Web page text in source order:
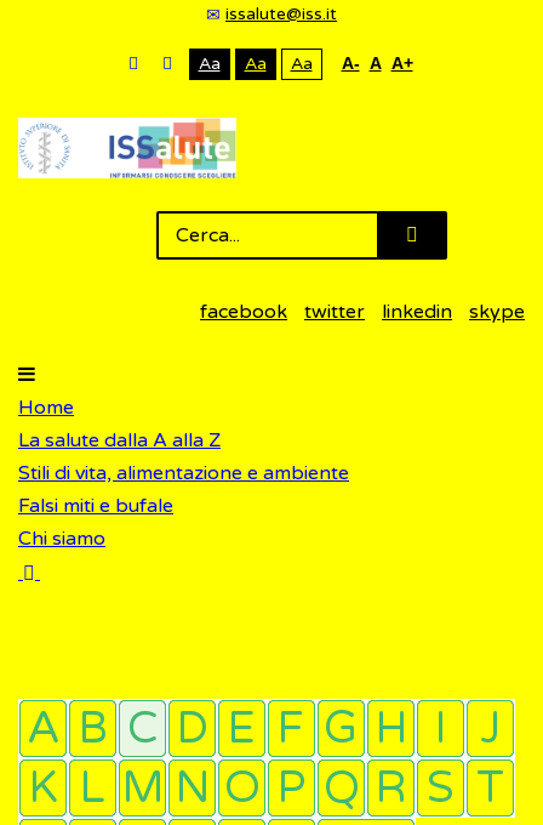
issalute@iss.it
Aa Aa Aa A- A A+
facebook twitter linkedin skype
Home
La salute dalla A alla Z
Stili di vita, alimentazione e ambiente
Falsi miti e bufale
Chi siamo